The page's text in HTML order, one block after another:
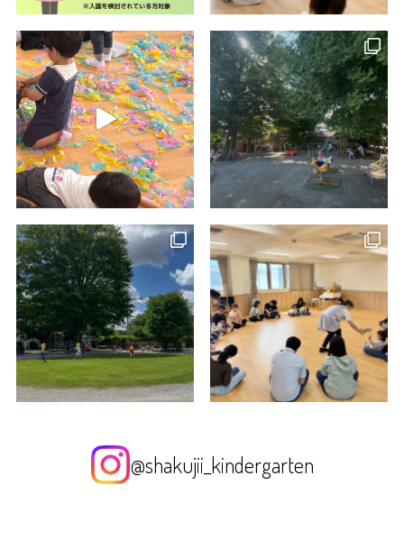
@shakujii_kindergarten